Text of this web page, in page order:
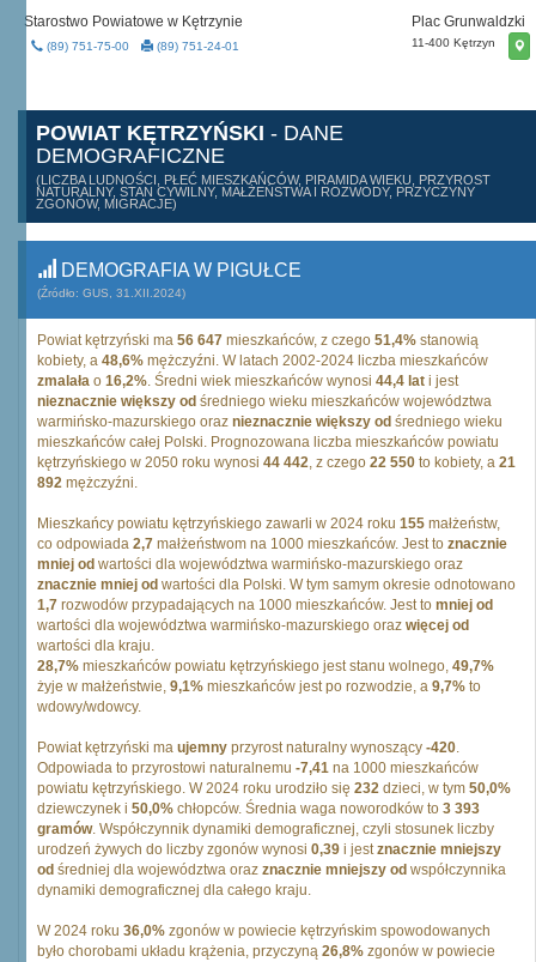
Starostwo Powiatowe w Kętrzynie
(89) 751-75-00 (89) 751-24-01
Plac Grunwaldzki
11-400 Kętrzyn
POWIAT KĘTRZYŃSKI - DANE
DEMOGRAFICZNE
(LICZBA LUDNOŚCI, PŁEĆ MIESZKAŃCÓW, PIRAMIDA WIEKU, PRZYROST
NATURALNY, STAN CYWILNY, MAŁŻEŃSTWA I ROZWODY, PRZYCZYNY
ZGONÓW, MIGRACJE)
DEMOGRAFIA W PIGUŁCE
(Źródło: GUS, 31.XII.2024)
Powiat kętrzyński ma 56 647 mieszkańców, z czego 51,4% stanowią
kobiety, a 48,6% mężczyźni. W latach 2002-2024 liczba mieszkańców
zmalała o 16,2%. Średni wiek mieszkańców wynosi 44,4 lat i jest
nieznacznie większy od średniego wieku mieszkańców województwa
warmińsko-mazurskiego oraz nieznacznie większy od średniego wieku
mieszkańców całej Polski. Prognozowana liczba mieszkańców powiatu
kętrzyńskiego w 2050 roku wynosi 44 442, z czego 22 550 to kobiety, a 21
892 mężczyźni.
Mieszkańcy powiatu kętrzyńskiego zawarli w 2024 roku 155 małżeństw,
co odpowiada 2,7 małżeństwom na 1000 mieszkańców. Jest to znacznie
mniej od wartości dla województwa warmińsko-mazurskiego oraz
znacznie mniej od wartości dla Polski. W tym samym okresie odnotowano
1,7 rozwodów przypadających na 1000 mieszkańców. Jest to mniej od
wartości dla województwa warmińsko-mazurskiego oraz więcej od
wartości dla kraju.
28,7% mieszkańców powiatu kętrzyńskiego jest stanu wolnego, 49,7%
żyje w małżeństwie, 9,1% mieszkańców jest po rozwodzie, a 9,7% to
wdowy/wdowcy.
Powiat kętrzyński ma ujemny przyrost naturalny wynoszący -420.
Odpowiada to przyrostowi naturalnemu -7,41 na 1000 mieszkańców
powiatu kętrzyńskiego. W 2024 roku urodziło się 232 dzieci, w tym 50,0%
dziewczynek i 50,0% chłopców. Średnia waga noworodków to 3 393
gramów. Współczynnik dynamiki demograficznej, czyli stosunek liczby
urodzeń żywych do liczby zgonów wynosi 0,39 i jestznacznie mniejszy
od średniej dla województwa oraz znacznie mniejszy od współczynnika
dynamiki demograficznej dla całego kraju.
W 2024 roku 36,0% zgonów w powiecie kętrzyńskim spowodowanych
było chorobami układu krążenia, przyczyną 26,8% zgonów w powiecie